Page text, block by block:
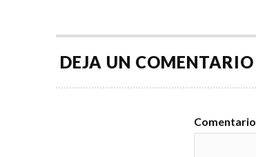
DEJA UN COMENTARIO
Comentario